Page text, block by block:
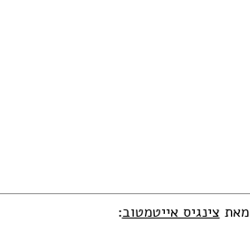
מאת צינגיס אייטמטוב: